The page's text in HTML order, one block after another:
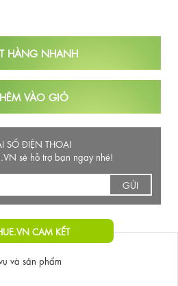
HÀNG NHANH
VÀO GIỎ
SỐ ĐIỆN THOẠI
sẽ hỗ trợ bạn ngay nhé!
GỬI
CAM KẾT
và sản phẩm